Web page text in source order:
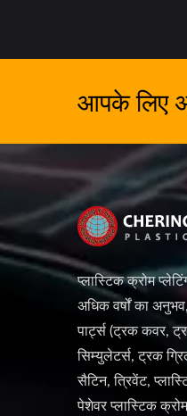
आपके लिए
प्लास्टिक क्रोम
अधिक वर्षों का
पार्ट्स (ट्रक कवर,
सिम्युलेटर्स, ट्रक
सैटिन, त्रिवेंट,
पेशेवर प्लास्टिक